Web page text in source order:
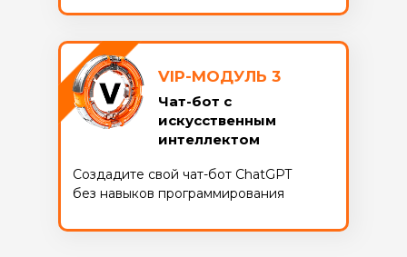
VIP-МОДУЛЬ 3
Создадите свой чат-бот ChatGPT
без навыков программирования
Чат-бот с
искусственным
интеллектом